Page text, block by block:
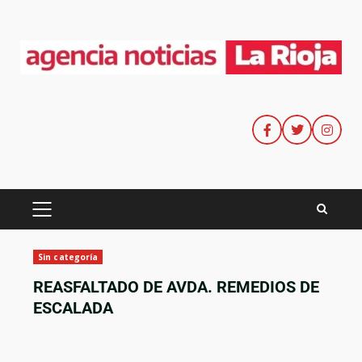
Sin categoría
REASFALTADO DE AVDA. REMEDIOS DE
ESCALADA